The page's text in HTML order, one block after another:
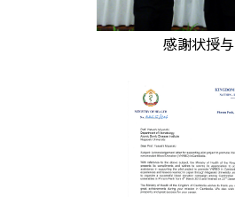
感謝状授与